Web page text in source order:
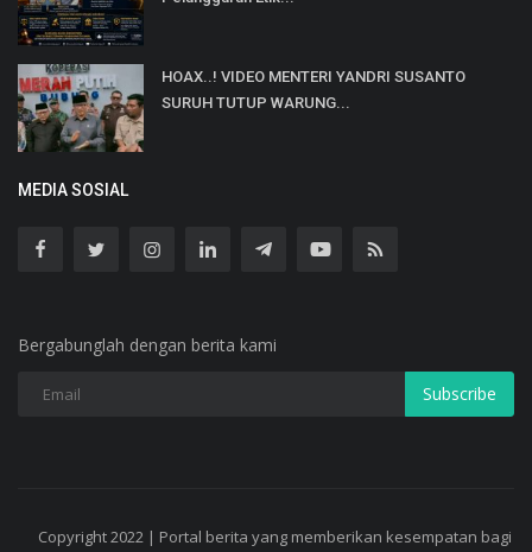
HOAX..! VIDEO MENTERI YANDRI SUSANTO
SURUH TUTUP WARUNG...
MEDIA SOSIAL
Bergabunglah dengan berita kami
Subscribe
Copyright 2022 | Portal berita yang memberikan kesempatan bagi